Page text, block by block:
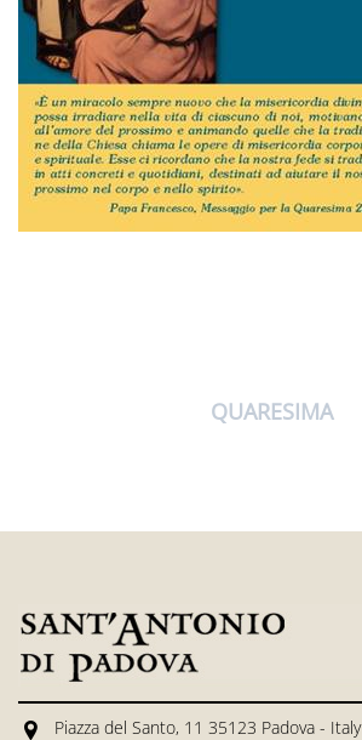
QUARESIMA
Piazza del Santo, 11 35123 Padova - Italy